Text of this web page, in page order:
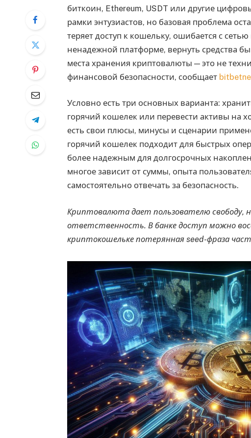
биткоин, Ethereum, USDT или другие
рамки энтузиастов, но базовая проблема
теряет доступ к кошельку, ошибается с
ненадежной платформе, вернуть средства
места хранения криптовалюты — это не
финансовой безопасности, сообщает
Условно есть три основных варианта:
горячий кошелек или перевести активы на
есть свои плюсы, минусы и сценарии
горячий кошелек подходит для быстрых
более надежным для долгосрочных
многое зависит от суммы, опыта
самостоятельно отвечать за безопасность.
Криптовалюта дает пользователю свободу,
ответственность. В банке доступ можно
криптокошельке потерянная seed-фраза